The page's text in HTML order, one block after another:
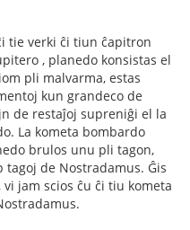
tie verki ĉi tiun ĉapitron
, planedo konsistas el
pli malvarma, estas
kun grandeco de
de restaĵoj supreniĝi el la
La kometa bombardo
brulos unu pli tagon,
de Nostradamus. Ĝis
jam scios ĉu ĉi tiu kometa